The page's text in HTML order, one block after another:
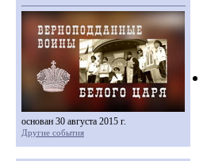
основан 30 августа 2015 г.
Другие события